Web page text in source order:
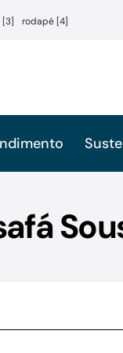
[3] rodapé [4]